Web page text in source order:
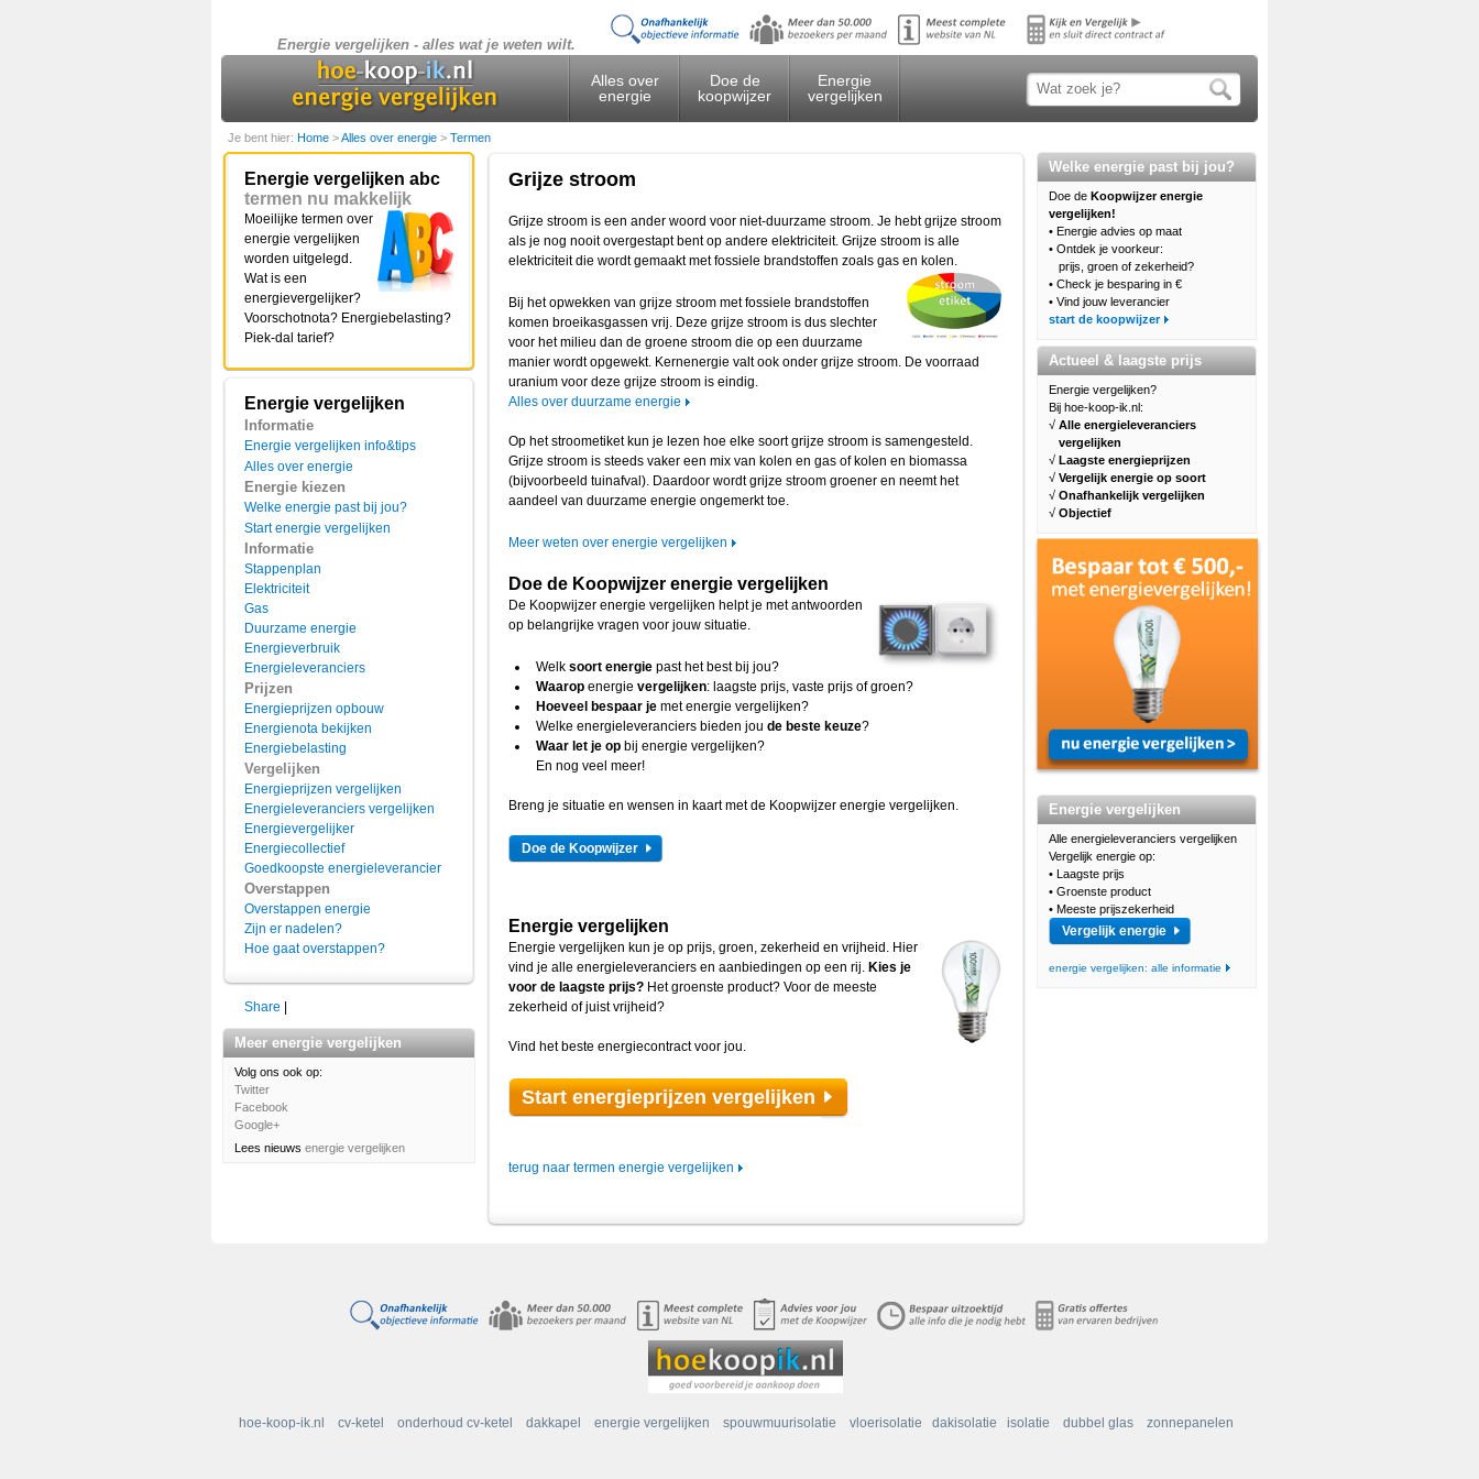
Energie vergelijken - alles wat je weten wilt.
Alles over
energie
Doe de
koopwijzer
Energie
vergelijken
Je bent hier: Home >Alles over energie > Termen
Energie vergelijken abc
termen nu makkelijk
Moeilijke termen over
energie vergelijken
worden uitgelegd.
Wat is een
energievergelijker?
Voorschotnota? Energiebelasting?
Piek-dal tarief?
Energie vergelijken
Informatie
Energie vergelijken info&tips
Alles over energie
Energie kiezen
Welke energie past bij jou?
Start energie vergelijken
Informatie
Stappenplan
Elektriciteit
Gas
Duurzame energie
Energieverbruik
Energieleveranciers
Prijzen
Energieprijzen opbouw
Energienota bekijken
Energiebelasting
Vergelijken
Energieprijzen vergelijken
Energieleveranciers vergelijken
Energievergelijker
Energiecollectief
Goedkoopste energieleverancier
Overstappen
Overstappen energie
Zijn er nadelen?
Hoe gaat overstappen?
Share
Meer energie vergelijken
Volg ons ook op:
Twitter
Facebook
Google+
Lees nieuws energie vergelijken
Grijze stroom
Grijze stroom is een ander woord voor niet-duurzame stroom. Je hebt grijze stroom
als je nog nooit overgestapt bent op andere elektriciteit. Grijze stroom is alle
elektriciteit die wordt gemaakt met fossiele brandstoffen zoals gas en kolen.
Bij het opwekken van grijze stroom met fossiele brandstoffen
komen broeikasgassen vrij. Deze grijze stroom is dus slechter
voor het milieu dan de groene stroom die op een duurzame
manier wordt opgewekt. Kernenergie valt ook onder grijze stroom. De voorraad
uranium voor deze grijze stroom is eindig.
Alles over duurzame energie
Op het stroometiket kun je lezen hoe elke soort grijze stroom is samengesteld.
Grijze stroom is steeds vaker een mix van kolen en gas of kolen en biomassa
(bijvoorbeeld tuinafval). Daardoor wordt grijze stroom groener en neemt het
aandeel van duurzame energie ongemerkt toe.
Meer weten over energie vergelijken
Doe de Koopwijzer energie vergelijken
De Koopwijzer energie vergelijken helpt je met antwoorden
op belangrijke vragen voor jouw situatie.
Welk soort energie past het best bij jou?
Waarop energie vergelijken: laagste prijs, vaste prijs of groen?
Hoeveel bespaar je met energie vergelijken?
Welke energieleveranciers bieden jou de beste keuze?
Waar let je op bij energie vergelijken?
En nog veel meer!
Breng je situatie en wensen in kaart met de Koopwijzer energie vergelijken.
Doe de Koopwijzer
Energie vergelijken
Energie vergelijken kun je op prijs, groen, zekerheid en vrijheid. Hier
vind je alle energieleveranciers en aanbiedingen op een rij. Kies je
voor de laagste prijs? Het groenste product? Voor de meeste
zekerheid of juist vrijheid?
Vind het beste energiecontract voor jou.
Start energieprijzen vergelijken
terug naar termen energie vergelijken
Welke energie past bij jou?
Doe de Koopwijzerenergie
vergelijken!
• Energie advies op maat
• Ontdek je voorkeur:
prijs, groen of zekerheid?
• Check je besparing in €
• Vind jouw leverancier
start de koopwijzer
Actueel & laagste prijs
Energie vergelijken?
Bij hoe-koop-ik.nl:
√ Alle energieleveranciers
vergelijken
√ Laagste energieprijzen
√ Vergelijk energie op soort
√ Onafhankelijk vergelijken
√ Objectief
Energie vergelijken
Alle energieleveranciers vergelijken
Vergelijk energie op:
• Laagste prijs
• Groenste product
• Meeste prijszekerheid
Vergelijk energie
energie vergelijken: alle informatie
hoe-koop-ik.nl cv-ketel onderhoud cv-ketel dakkapel energie vergelijken spouwmuurisolatie vloerisolatie dakisolatie isolatie dubbel glas zonnepanelen